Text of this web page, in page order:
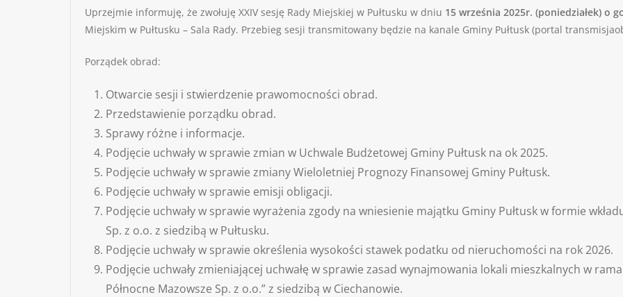
Uprzejmie informuję, że zwołuję XXIV sesję Rady Miejskiej w Pułtusku w dniu 15 września 2025r. (poniedziałek) o
Miejskim w Pułtusku – Sala Rady. Przebieg sesji transmitowany będzie na kanale Gminy Pułtusk (portal
Porządek obrad:
Otwarcie sesji i stwierdzenie prawomocności obrad.
Przedstawienie porządku obrad.
Sprawy różne i informacje.
Podjęcie uchwały w sprawie zmian w Uchwale Budżetowej Gminy Pułtusk na ok 2025.
Podjęcie uchwały w sprawie zmiany Wieloletniej Prognozy Finansowej Gminy Pułtusk.
Podjęcie uchwały w sprawie emisji obligacji.
Podjęcie uchwały w sprawie wyrażenia zgody na wniesienie majątku Gminy Pułtusk w formie
Sp. z o.o. z siedzibą w Pułtusku.
Podjęcie uchwały w sprawie określenia wysokości stawek podatku od nieruchomości na rok 2026.
Podjęcie uchwały zmieniającej uchwałę w sprawie zasad wynajmowania lokali mieszkalnych w
Północne Mazowsze Sp. z o.o.” z siedzibą w Ciechanowie.